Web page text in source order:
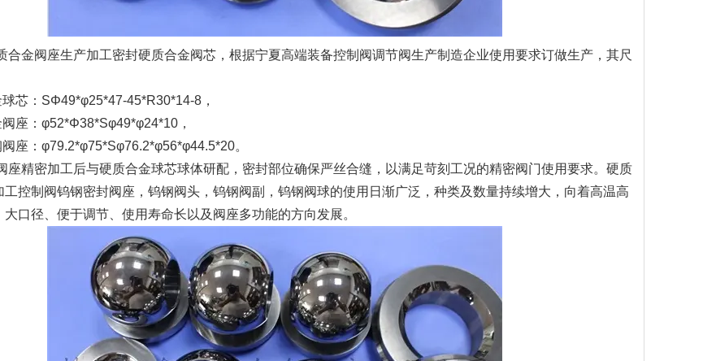
金阀座生产加工密封硬质合金阀芯，根据宁夏高端装备控制阀调节阀生产制造企业使用要求订做生产，其尺
芯：SΦ49*φ25*47-45*R30*14-8，
座：φ52*Φ38*Sφ49*φ24*10，
座：φ79.2*φ75*Sφ76.2*φ56*φ44.5*20。
精密加工后与硬质合金球芯球体研配，密封部位确保严丝合缝，以满足苛刻工况的精密阀门使用要求。硬质
工控制阀钨钢密封阀座，钨钢阀头，钨钢阀副，钨钢阀球的使用日渐广泛，种类及数量持续增大，向着高温高
口径、便于调节、使用寿命长以及阀座多功能的方向发展。